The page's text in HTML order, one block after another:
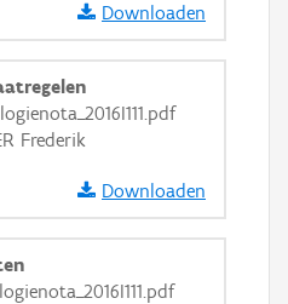
Downloaden
Frederik
Downloaden